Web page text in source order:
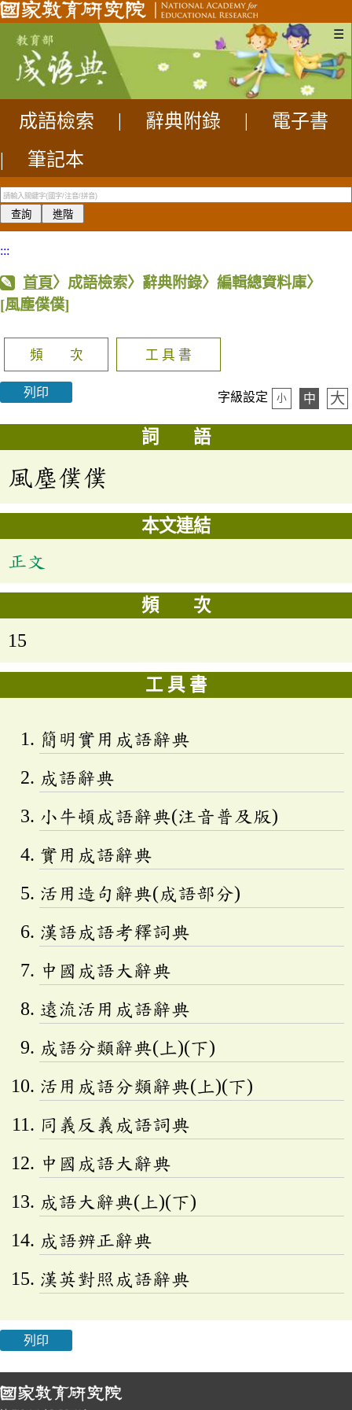
☰
成語檢索 辭典附錄
電子書
|
筆記本
:::
首頁〉成語檢索〉辭典附錄〉編輯總資料庫〉
[風塵僕僕]
頻 次 工 具 書
列印 字級設定 小 中 大
詞 語
風塵僕僕
本文連結
正文
頻 次
15
工 具 書
簡明實用成語辭典
成語辭典
小牛頓成語辭典(注音普及版)
實用成語辭典
活用造句辭典(成語部分)
漢語成語考釋詞典
中國成語大辭典
遠流活用成語辭典
成語分類辭典(上)(下)
活用成語分類辭典(上)(下)
同義反義成語詞典
中國成語大辭典
成語大辭典(上)(下)
成語辨正辭典
漢英對照成語辭典
列印